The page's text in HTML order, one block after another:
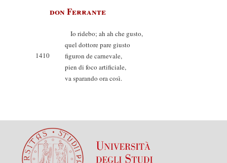
don Ferrante
Io ridebo; ah ah che gusto,
quel dottore pare giusto
1410
figuron de carnevale,
pien di foco artificiale,
va sparando ora così.